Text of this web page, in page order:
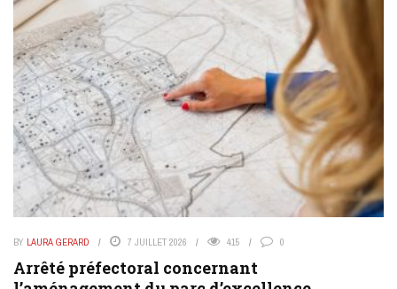
BY LAURA GERARD 7 JUILLET 2026 415 0
Arrêté préfectoral concernant